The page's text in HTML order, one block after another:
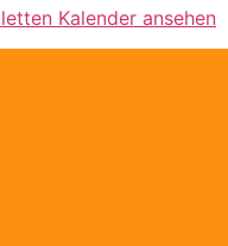
Kalender ansehen